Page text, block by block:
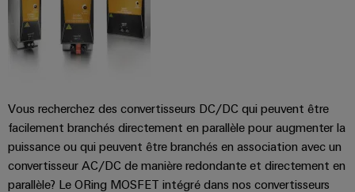
Weidmüller
Vous recherchez des convertisseurs DC/DC qui peuvent être
facilement branchés directement en parallèle pour augmenter la
puissance ou qui peuvent être branchés en association avec un
convertisseur AC/DC de manière redondante et directement en
parallèle? Le ORing MOSFET intégré dans nos convertisseurs